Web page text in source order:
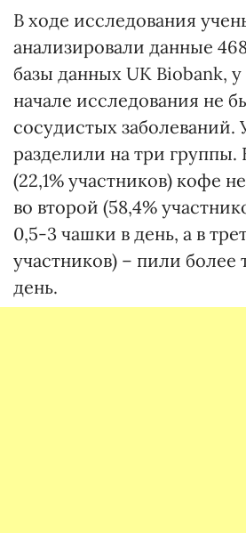
В ходе исследования
анализировали данные
базы данных UK Biobank,
начале исследования не
сосудистых заболеваний.
разделили на три группы.
(22,1% участников) кофе
во второй (58,4%
0,5-3 чашки в день, а в
участников) – пили более
день.